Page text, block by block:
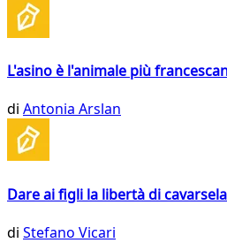
L'asino è l'animale più
di Antonia Arslan
Dare ai figli la libertà di
di Stefano Vicari